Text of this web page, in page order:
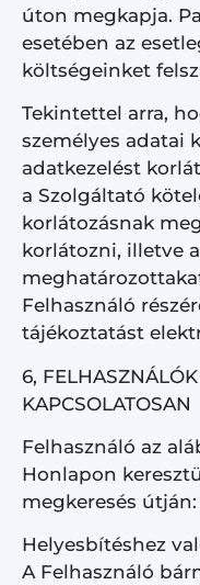
úton megkapja.
esetében az
költségeinket
Tekintettel arra,
személyes adatai
adatkezelést
a Szolgáltató
korlátozásnak
korlátozni, illetve
Felhasználó
tájékoztatást
6,
KAPCSOLATOSAN
Felhasználó az
Honlapon
megkeresés útján:
Helyesbítéshez
A Felhasználó